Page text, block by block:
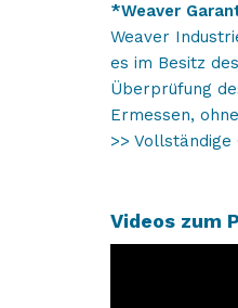
*Weaver
Weaver
es im Besitz
Überprüfung
Ermessen,
>>
Videos zum